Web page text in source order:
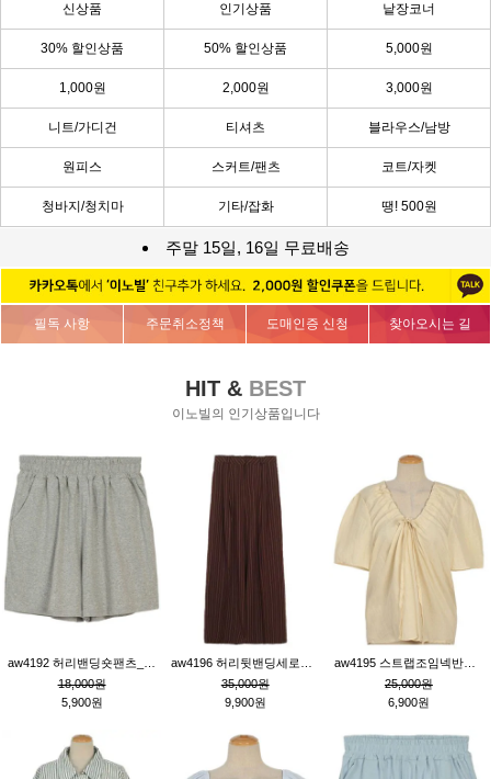
신상품 인기상품 낱장코너
30% 할인상품 50% 할인상품 5,000원
1,000원 2,000원 3,000원
니트/가디건 티셔츠 블라우스/남방
원피스 스커트/팬츠 코트/자켓
청바지/청치마 기타/잡화 땡! 500원
주말 15일, 16일 무료배송
필독 사항 주문취소정책 도매인증 신청 찾아오시는 길
HIT & BEST
이노빌의 인기상품입니다
18,000원
5,900원
35,000원
9,900원
25,000원
6,900원